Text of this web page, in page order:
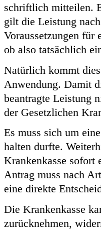
schriftlich mitteilen.
gilt die Leistung
Voraussetzungen für
ob also tatsächlich
Natürlich kommt
Anwendung. Damit
beantragte Leistung
der Gesetzlichen
Es muss sich um
halten durfte.
Krankenkasse sofort
Antrag muss nach
eine direkte
Die Krankenkasse
zurücknehmen,